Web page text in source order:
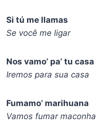
Si tú me llamas
Se você me ligar
Nos vamo’ pa’ tu casa
Iremos para sua casa
Fumamo’ marihuana
Vamos fumar maconha